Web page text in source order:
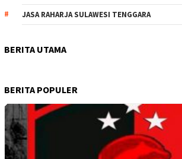
JASA RAHARJA SULAWESI TENGGARA
BERITA UTAMA
BERITA POPULER